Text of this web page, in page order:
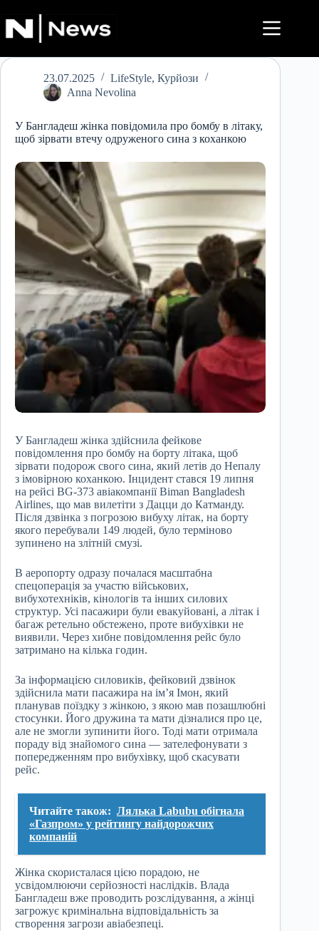
до
вмісту
23.07.2025 LifeStyle, Курйози
Anna Nevolina
У Бангладеш жінка повідомила про бомбу в літаку,
щоб зірвати втечу одруженого сина з коханкою
У Бангладеш жінка здійснила фейкове
повідомлення про бомбу на борту літака, щоб
зірвати подорож свого сина, який летів до Непалу
з імовірною коханкою. Інцидент стався 19 липня
на рейсі BG-373 авіакомпанії Biman Bangladesh
Airlines, що мав вилетіти з Дацци до Катманду.
Після дзвінка з погрозою вибуху літак, на борту
якого перебували 149 людей, було терміново
зупинено на злітній смузі.
В аеропорту одразу почалася масштабна
спецоперація за участю військових,
вибухотехніків, кінологів та інших силових
структур. Усі пасажири були евакуйовані, а літак і
багаж ретельно обстежено, проте вибухівки не
виявили. Через хибне повідомлення рейс було
затримано на кілька годин.
За інформацією силовиків, фейковий дзвінок
здійснила мати пасажира на ім’я Імон, який
планував поїздку з жінкою, з якою мав позашлюбні
стосунки. Його дружина та мати дізналися про це,
але не змогли зупинити його. Тоді мати отримала
пораду від знайомого сина — зателефонувати з
попередженням про вибухівку, щоб скасувати
рейс.
Читайте також: Лялька Labubu обігнала
«Газпром» у рейтингу найдорожчих
компаній
Жінка скористалася цією порадою, не
усвідомлюючи серйозності наслідків. Влада
Бангладеш вже проводить розслідування, а жінці
загрожує кримінальна відповідальність за
створення загрози авіабезпеці.